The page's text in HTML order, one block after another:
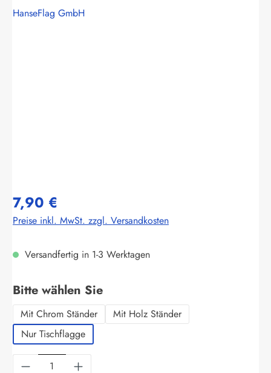
HanseFlag GmbH
7,90 €
Preise inkl. MwSt. zzgl. Versandkosten
Versandfertig in 1-3 Werktagen
Bitte wählen Sieauswählen
Mit Chrom Ständer
Mit Holz Ständer
Nur Tischflagge
Produkt Anzahl: Gib den gewünschten